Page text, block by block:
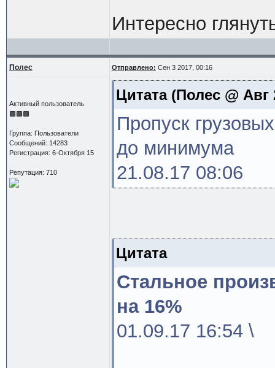
Интересно
Полес Отправлено: Сен 3 2017, 00:16
Активный пользователь
Группа: Пользователи
Сообщений: 14283
Регистрация: 6-Октября 15
Репутация: 710
Цитата(Полес @ Авг
Пропуск
до минимума
21.08.17 08:06
Цитата
Стальное
на 16%
01.09.17 16:54 \